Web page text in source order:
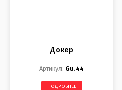
Докер
Gu.44
ПОДРОБНЕЕ